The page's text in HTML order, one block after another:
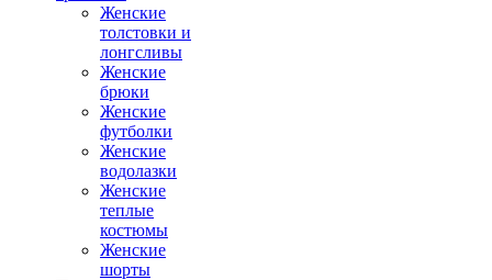
Женские
толстовки и
лонгсливы
Женские
брюки
Женские
футболки
Женские
водолазки
Женские
теплые
костюмы
Женские
шорты